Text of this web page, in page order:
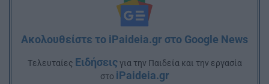
Ακολουθείστε το iPaideia.gr στο Google News
Tελευταίες Ειδήσειςγια την Παιδεία και την εργασία
στο iPaideia.gr